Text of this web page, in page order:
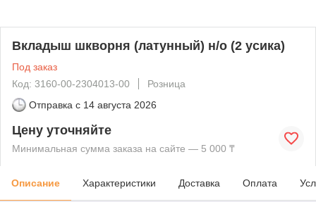
Вкладыш шкворня (латунный) н/о (2 усика)
Под заказ
Код: 3160-00-2304013-00
Розница
Отправка с 14 августа 2026
Цену уточняйте
Минимальная сумма заказа на сайте — 5 000 ₸
Описание Характеристики Доставка Оплата